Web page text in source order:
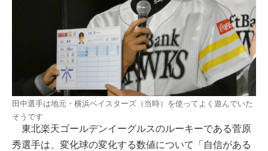
田中選手は地元・横浜ベイスターズ（当時）を使ってよく遊んでいた
そうです
東北楽天ゴールデンイーグルスのルーキーである菅原
秀選手は、変化球の変化する数値について「自信がある